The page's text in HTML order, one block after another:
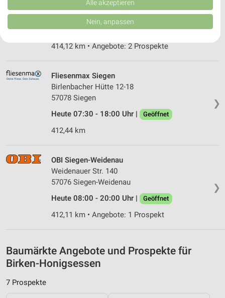
❯
Leimbachstraße 59
57074 Siegen
Heute 08:00 - 19:00 Uhr | Geöffnet
414,12 km • Angebote: 2 Prospekte
❯
Fliesenmax Siegen
Birlenbacher Hütte 12-18
57078 Siegen
Heute 07:30 - 18:00 Uhr |
Geöffnet
412,44 km
❯
OBI Siegen-Weidenau
Weidenauer Str. 140
57076 Siegen-Weidenau
Heute 08:00 - 20:00 Uhr |
Geöffnet
412,11 km • Angebote: 1 Prospekt
Baumärkte Angebote und Prospekte für
Birken-Honigsessen
7 Prospekte
Verbesserung der Angebote. Verwendung reduzierter Daten zur Auswahl
von Inhalten.
Daten können außerhalb der Europäischen Union weitergegeben und in die
Website/App.
Wir nutzen Ihre Daten für folgende Zwecke:
IAB-Verarbeitungszwecke:
Speichern von oder Zugriff auf Informationen
Verwendung reduzierter Daten zur Auswahl von
Werbeanzeigen
Erstellung von Profilen für personalisierte
Werbung
Verwendung von Profilen zur Auswahl
personalisierter Werbung
Erstellung von Profilen zur Personalisierung
personalisierter Inhalte
Alle akzeptieren
Nein, anpassen